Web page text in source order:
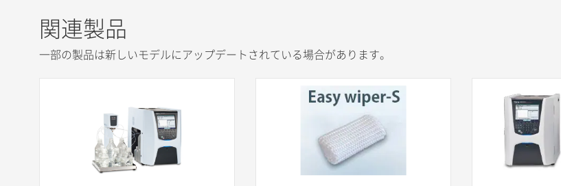
関連製品
一部の製品は新しいモデルにアップデートされている場合があります。